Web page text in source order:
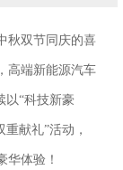
秋双节同庆的喜
高端新能源汽车
以“科技新豪
献礼”活动，
华体验！